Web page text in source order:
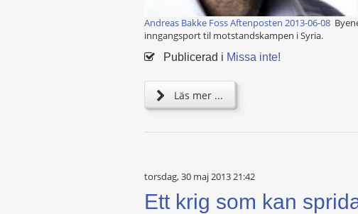
Andreas Bakke Foss Aftenposten 2013-06-08
inngangsport til motstandskampen i Syria.
Publicerad i Missa inte!
Läs mer ...
torsdag, 30 maj 2013 21:42
Ett krig som kan